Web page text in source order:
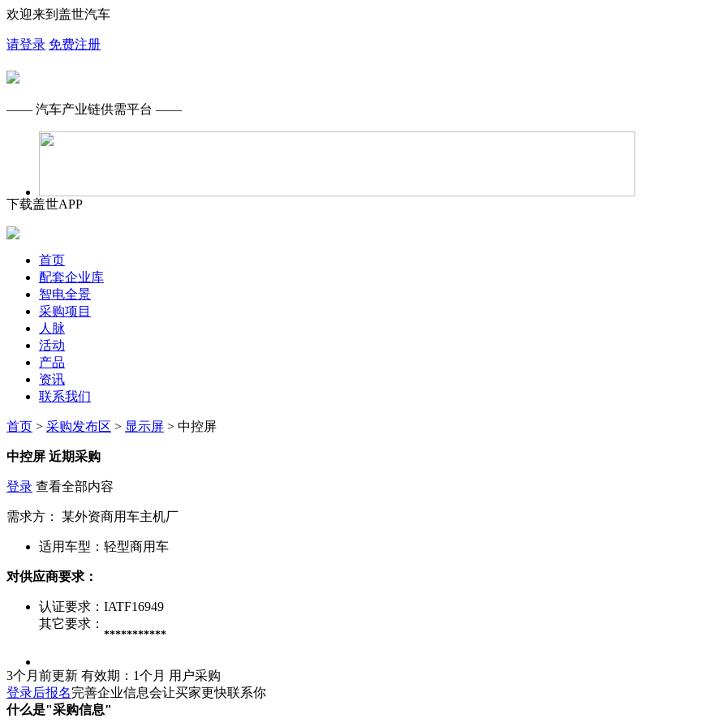
欢迎来到盖世汽车
请登录 免费注册
—— 汽车产业链供需平台 ——
下载盖世APP
首页
配套企业库
智电全景
采购项目
人脉
活动
产品
资讯
联系我们
首页 > 采购发布区 > 显示屏 > 中控屏
中控屏 近期采购
登录 查看全部内容
需求方： 某外资商用车主机厂
适用车型： 轻型商用车
对供应商要求：
认证要求： IATF16949
其它要求：
***********
3个月前更新 有效期：1个月 用户采购
登录后报名完善企业信息会让买家更快联系你
什么是"采购信息"